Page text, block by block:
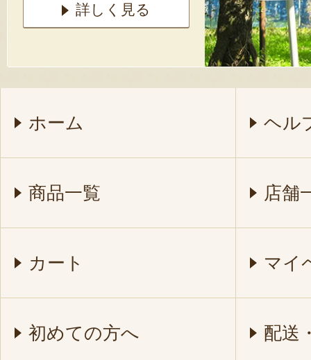
詳しく見る
ホーム ヘル
商品一覧 店舗
カート マイ
初めての方へ 配送